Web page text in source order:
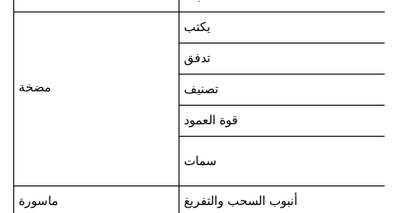
مضخة
يكتب
تدفق
تصنيف
قوة العمود
سمات
ماسورة أنبوب السحب والتفريغ